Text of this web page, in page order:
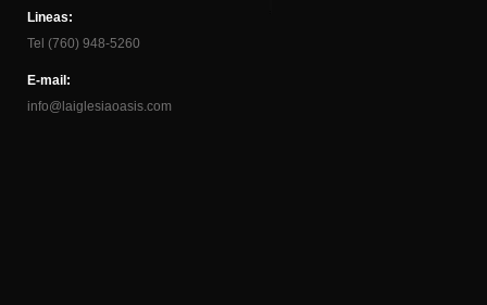
Lineas:
Tel (760) 948-5260
E-mail:
info@laiglesiaoasis.com